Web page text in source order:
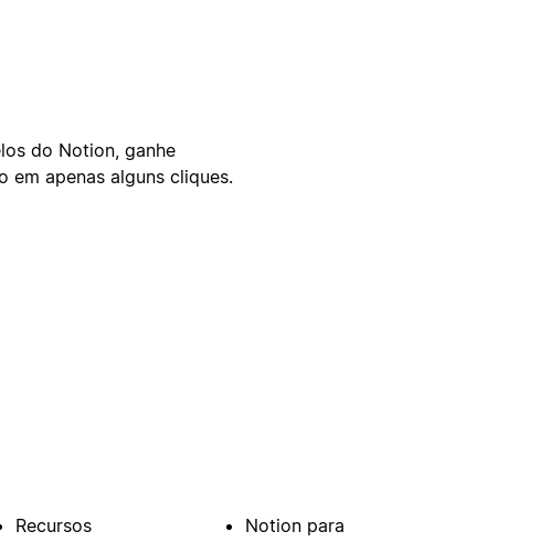
do Notion, ganhe
em apenas alguns cliques.
Recursos
Notion para